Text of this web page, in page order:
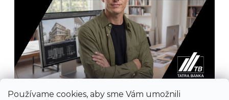
Používame cookies, aby sme Vám umožnili